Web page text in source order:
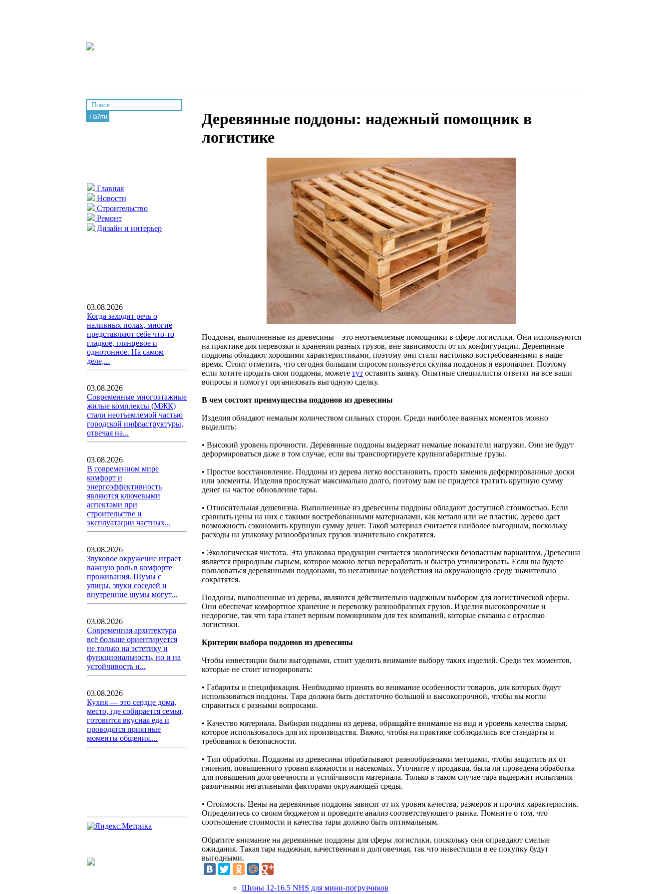
Найти
Главная
Новости
Строительство
Ремонт
Дизайн и интерьер
03.08.2026
Когда заходит речь о
наливных полах, многие
представляют себе что-то
гладкое, глянцевое и
однотонное. На самом
деле,...
03.08.2026
Современные многоэтажные
жилые комплексы (МЖК)
стали неотъемлемой частью
городской инфраструктуры,
отвечая на...
03.08.2026
В современном мире
комфорт и
энергоэффективность
являются ключевыми
аспектами при
строительстве и
эксплуатации частных...
03.08.2026
Звуковое окружение играет
важную роль в комфорте
проживания. Шумы с
улицы, звуки соседей и
внутренние шумы могут...
03.08.2026
Современная архитектура
всё больше ориентируется
не только на эстетику и
функциональность, но и на
устойчивость и...
03.08.2026
Кухня — это сердце дома,
место, где собирается семья,
готовится вкусная еда и
проводятся приятные
моменты общения....
Деревянные поддоны: надежный помощник в
логистике
Поддоны, выполненные из древесины – это неотъемлемые помощники в сфере логистики. Они используются
на практике для перевозки и хранения разных грузов, вне зависимости от их конфигурации. Деревянные
поддоны обладают хорошими характеристиками, поэтому они стали настолько востребованными в наше
время. Стоит отметить, что сегодня большим спросом пользуется скупка поддонов и европаллет. Поэтому
если хотите продать свои поддоны, можете тут оставить заявку. Опытные специалисты ответят на все ваши
вопросы и помогут организовать выгодную сделку.
В чем состоят преимущества поддонов из древесины
Изделия обладают немалым количеством сильных сторон. Среди наиболее важных моментов можно
выделить:
• Высокий уровень прочности. Деревянные поддоны выдержат немалые показатели нагрузки. Они не будут
деформироваться даже в том случае, если вы транспортируете крупногабаритные грузы.
• Простое восстановление. Поддоны из дерева легко восстановить, просто заменив деформированные доски
или элементы. Изделия прослужат максимально долго, поэтому вам не придется тратить крупную сумму
денег на частое обновление тары.
• Относительная дешевизна. Выполненные из древесины поддоны обладают доступной стоимостью. Если
сравнить цены на них с такими востребованными материалами, как металл или же пластик, дерево даст
возможность сэкономить крупную сумму денег. Такой материал считается наиболее выгодным, поскольку
расходы на упаковку разнообразных грузов значительно сократятся.
• Экологическая чистота. Эта упаковка продукции считается экологически безопасным вариантом. Древесина
является природным сырьем, которое можно легко переработать и быстро утилизировать. Если вы будете
пользоваться деревянными поддонами, то негативные воздействия на окружающую среду значительно
сократятся.
Поддоны, выполненные из дерева, являются действительно надежным выбором для логистической сферы.
Они обеспечат комфортное хранение и перевозку разнообразных грузов. Изделия высокопрочные и
недорогие, так что тара станет верным помощником для тех компаний, которые связаны с отраслью
логистики.
Критерии выбора поддонов из древесины
Чтобы инвестиции были выгодными, стоит уделить внимание выбору таких изделий. Среди тех моментов,
которые не стоит игнорировать:
• Габариты и спецификация. Необходимо принять во внимание особенности товаров, для которых будут
использоваться поддоны. Тара должна быть достаточно большой и высокопрочной, чтобы вы могли
справиться с разными вопросами.
• Качество материала. Выбирая поддоны из дерева, обращайте внимание на вид и уровень качества сырья,
которое использовалось для их производства. Важно, чтобы на практике соблюдались все стандарты и
требования к безопасности.
• Тип обработки. Поддоны из древесины обрабатывают разнообразными методами, чтобы защитить их от
гниения, повышенного уровня влажности и насекомых. Уточните у продавца, была ли проведена обработка
для повышения долговечности и устойчивости материала. Только в таком случае тара выдержит испытания
различными негативными факторами окружающей среды.
• Стоимость. Цены на деревянные поддоны зависят от их уровня качества, размеров и прочих характеристик.
Определитесь со своим бюджетом и проведите анализ соответствующего рынка. Помните о том, что
соотношение стоимости и качества тары должно быть оптимальным.
Обратите внимание на деревянные поддоны для сферы логистики, поскольку они оправдают смелые
ожидания. Такая тара надежная, качественная и долговечная, так что инвестиции в ее покупку будут
выгодными.
Шины 12-16.5 NHS для мини-погрузчиков